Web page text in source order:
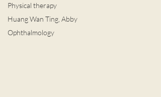
Physical therapy
Huang Wan Ting, Abby
Ophthalmology